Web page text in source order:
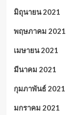
มิถุนายน 2021
พฤษภาคม 2021
เมษายน 2021
มีนาคม 2021
กุมภาพันธ์ 2021
มกราคม 2021